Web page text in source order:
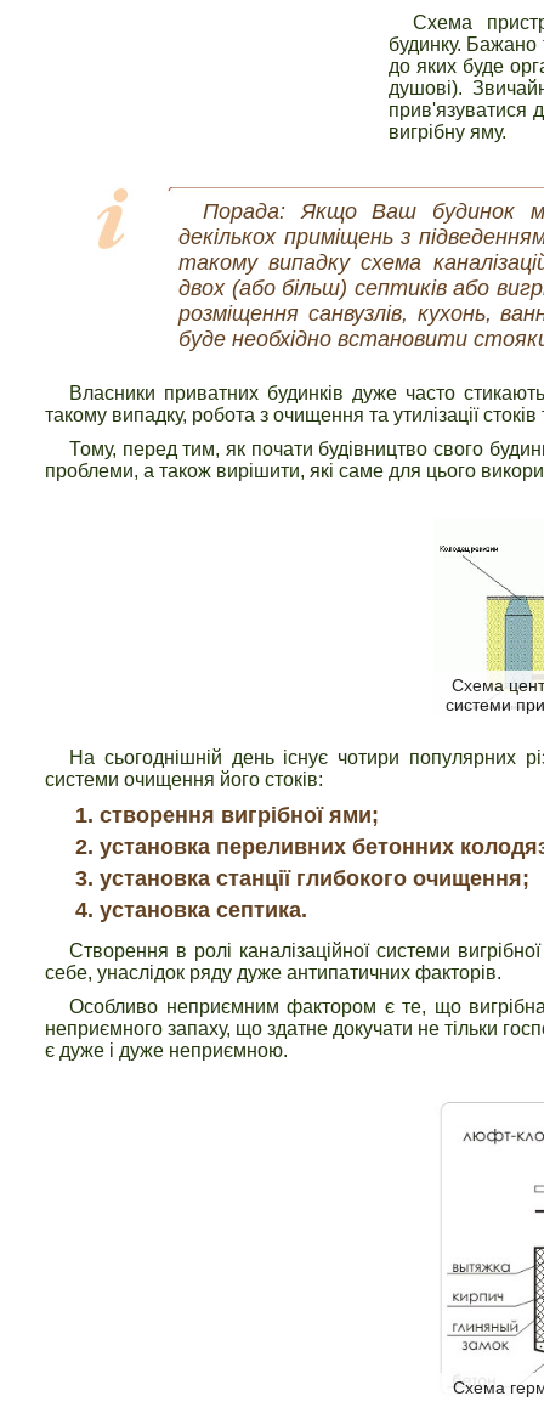
Схема
будинку. Бажано
до яких буде
душові).
прив'язуватися
вигрібну яму.
Порада: Якщо Ваш будинок
декількох приміщень з
такому випадку схема
двох (або більш) септиків або
розміщення санвузлів, кухонь,
буде необхідно встановити
Власники приватних будинків дуже часто
такому випадку, робота з очищення та утилізації
Тому, перед тим, як почати будівництво свого
проблеми, а також вирішити, які саме для цього
Схема
системи
На сьогоднішній день існує чотири популярних
системи очищення його стоків:
створення вигрібної ями;
установка переливних бетонних
установка станції глибокого очищення;
установка септика.
Створення в ролі каналізаційної системи
себе, унаслідок ряду дуже антипатичних факторів.
Особливо неприємним фактором є те, що
неприємного запаху, що здатне докучати не тільки
є дуже і дуже неприємною.
Схема